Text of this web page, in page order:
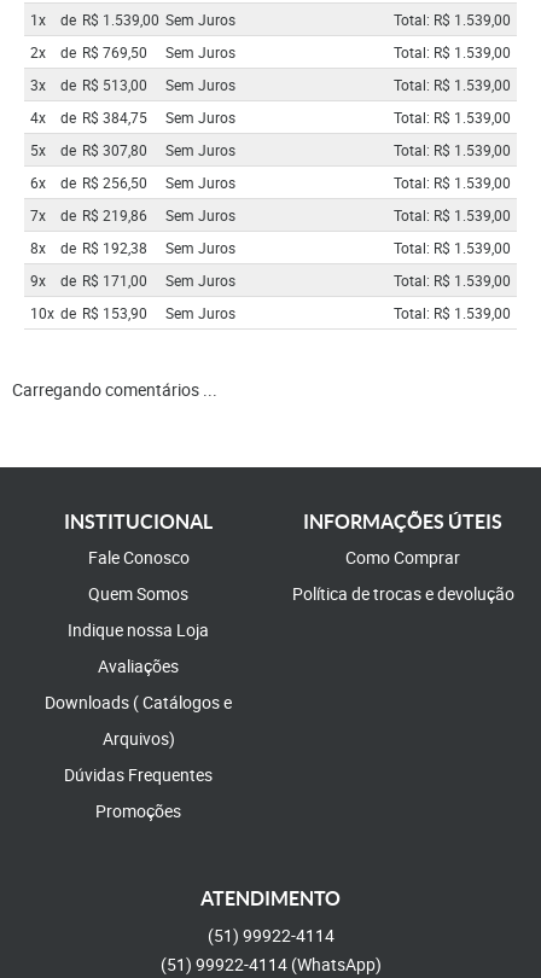
1x de R$ 1.539,00 Sem Juros
Total: R$ 1.539,00
2x
de R$ 769,50 Sem Juros
Total: R$ 1.539,00
3x
de R$ 513,00 Sem Juros
Total: R$ 1.539,00
4x
de R$ 384,75 Sem Juros
Total: R$ 1.539,00
5x
de R$ 307,80 Sem Juros
Total: R$ 1.539,00
6x
de R$ 256,50 Sem Juros
Total: R$ 1.539,00
7x
de R$ 219,86 Sem Juros
Total: R$ 1.539,00
8x
de R$ 192,38 Sem Juros
Total: R$ 1.539,00
9x
de R$ 171,00 Sem Juros
Total: R$ 1.539,00
10x de R$ 153,90 Sem Juros Total: R$ 1.539,00
Carregando comentários ...
INSTITUCIONAL
Fale Conosco
Quem Somos
Indique nossa Loja
Avaliações
Downloads ( Catálogos e
Arquivos)
Dúvidas Frequentes
Promoções
INFORMAÇÕES ÚTEIS
Como Comprar
Política de trocas e devolução
ATENDIMENTO
(51) 99922-4114
(51) 99922-4114 (WhatsApp)